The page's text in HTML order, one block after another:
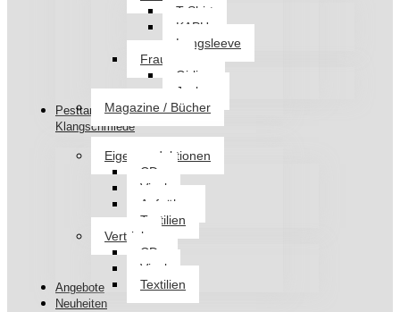
T-Shirt
KAPU
Longsleeve
Frauen
Girlies
Jacken
Magazine / Bücher
Pesttanz
Klangschmiede
Eigenproduktionen
CDs
Vinyl
Aufnäher
Textilien
Vertrieb
CDs
Vinyl
Textilien
Angebote
Neuheiten